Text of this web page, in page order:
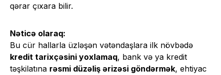
qərar çıxara bilir.
Nəticə olaraq:
Bu cür hallarla üzləşən vətəndaşlara ilk növbədə
kredit tarixçəsini yoxlamaq, bank və ya kredit
təşkilatına rəsmi düzəliş ərizəsi göndərmək, ehtiyac